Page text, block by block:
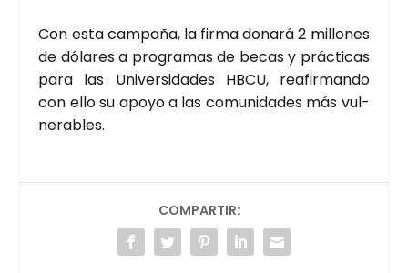
Con esta cam­pa­ña, la fir­ma dona­rá 2 millo­nes
de dóla­res a pro­gra­mas de becas y prác­ti­cas
para las Uni­ver­si­da­des HBCU, reafir­man­do
con ello su apo­yo a las comu­ni­da­des más vul­
ne­ra­bles.
COMPARTIR: